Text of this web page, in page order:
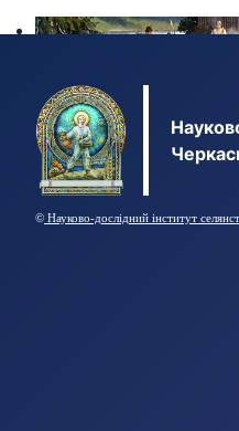
© Науково-дослідний інститут